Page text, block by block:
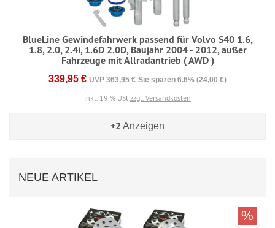
BlueLine Gewindefahrwerk passend für Volvo S40 1.6,
1.8, 2.0, 2.4i, 1.6D 2.0D, Baujahr 2004 - 2012, außer
Fahrzeuge mit Allradantrieb ( AWD )
339,95 € UVP 363,95 € Sie sparen 6.6% (24,00 €)
inkl. 19 % USt zzgl. Versandkosten
+2 Anzeigen
NEUE ARTIKEL
%